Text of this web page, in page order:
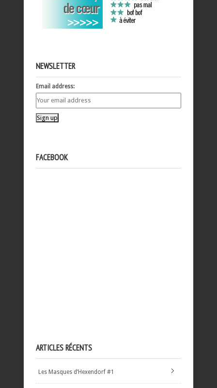
NEWSLETTER
Email address:
FACEBOOK
ARTICLES RÉCENTS
Les Masques d’Hexendorf #1